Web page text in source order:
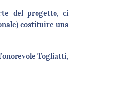
del progetto, ci
costituire una
Togliatti,